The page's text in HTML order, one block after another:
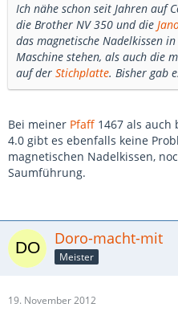
Ich nähe schon seit Jahren auf
die Brother NV 350 und die
das magnetische Nadelkissen
Maschine stehen, als auch die
auf der Stichplatte. Bisher gab
Bei meiner Pfaff 1467 als auch
4.0 gibt es ebenfalls keine
magnetischen Nadelkissen,
Saumführung.
Doro-macht-mit
Meister
19. November 2012